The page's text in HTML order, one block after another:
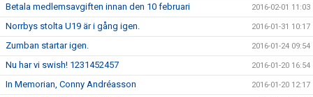
Betala medlemsavgiften innan den 10 februari 2016-02-01 11:03
Norrbys stolta U19 är i gång igen. 2016-01-31 10:17
Zumban startar igen. 2016-01-24 09:54
Nu har vi swish! 1231452457 2016-01-20 16:54
In Memorian, Conny Andréasson 2016-01-20 12:17